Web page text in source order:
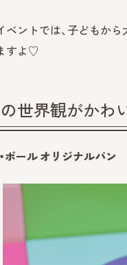
ントでは、子どもか
すよ♡
世界観がかわ
ボール オリジナルパン